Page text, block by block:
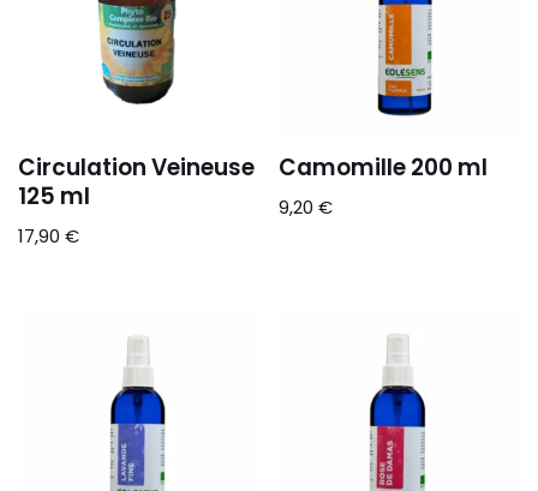
Circulation Veineuse
125 ml
17,90 €
Camomille 200 ml
9,20€